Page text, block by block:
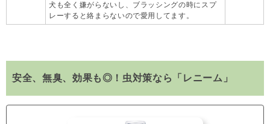
犬も全く嫌がらないし、ブラッシングの時にスプ
レーすると絡まらないので愛用してます。
安全、無臭、効果も◎！虫対策なら「レニーム」